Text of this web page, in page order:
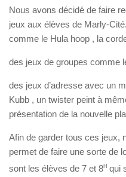
Nous avons décidé de faire
jeux aux élèves de Marly-
comme le Hula hoop , la
des jeux de groupes comme
des jeux d’adresse avec un
Kubb , un twister peint à
présentation de la nouvelle
Afin de garder tous ces jeux,
permet de faire une sorte de
sont les élèves de 7 et 8H qui